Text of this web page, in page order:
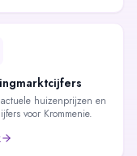
actuele huizenprijzen en
voor Krommenie.